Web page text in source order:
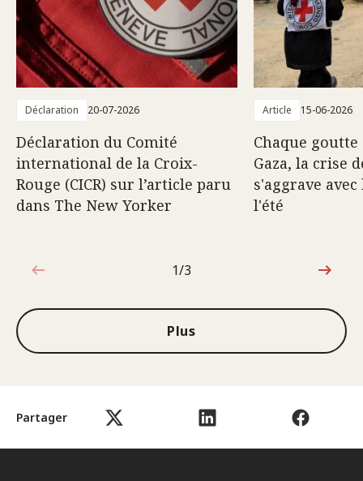
Partager
Déclaration 20-07-2026
Déclaration du Comité
international de la Croix-
Rouge (CICR) sur l’article paru
dans The New Yorker
Article 15-06-2026
Chaque goutte
Gaza, la crise
s'aggrave
l'été
1sur3
1/3
Plus